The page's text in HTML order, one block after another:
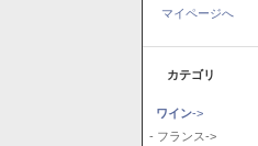
マイページへ
カテゴリ
ワイン->
- フランス->